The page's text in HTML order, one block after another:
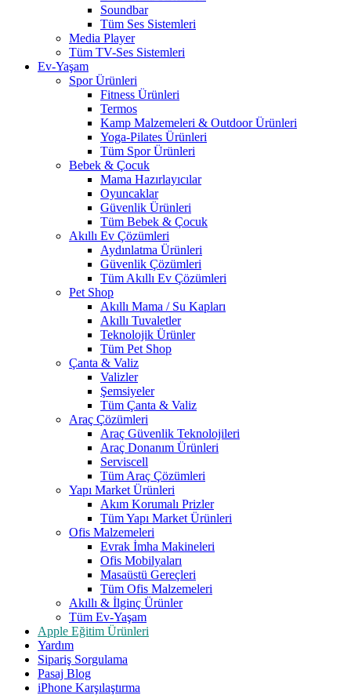
Soundbar
Tüm Ses Sistemleri
Media Player
Tüm TV-Ses Sistemleri
Ev-Yaşam
Spor Ürünleri
Fitness Ürünleri
Termos
Kamp Malzemeleri & Outdoor Ürünleri
Yoga-Pilates Ürünleri
Tüm Spor Ürünleri
Bebek & Çocuk
Mama Hazırlayıcılar
Oyuncaklar
Güvenlik Ürünleri
Tüm Bebek & Çocuk
Akıllı Ev Çözümleri
Aydınlatma Ürünleri
Güvenlik Çözümleri
Tüm Akıllı Ev Çözümleri
Pet Shop
Akıllı Mama / Su Kapları
Akıllı Tuvaletler
Teknolojik Ürünler
Tüm Pet Shop
Çanta & Valiz
Valizler
Şemsiyeler
Tüm Çanta & Valiz
Araç Çözümleri
Araç Güvenlik Teknolojileri
Araç Donanım Ürünleri
Serviscell
Tüm Araç Çözümleri
Yapı Market Ürünleri
Akım Korumalı Prizler
Tüm Yapı Market Ürünleri
Ofis Malzemeleri
Evrak İmha Makineleri
Ofis Mobilyaları
Masaüstü Gereçleri
Tüm Ofis Malzemeleri
Akıllı & İlginç Ürünler
Tüm Ev-Yaşam
Apple Eğitim Ürünleri
Yardım
Sipariş Sorgulama
Pasaj Blog
iPhone Karşılaştırma